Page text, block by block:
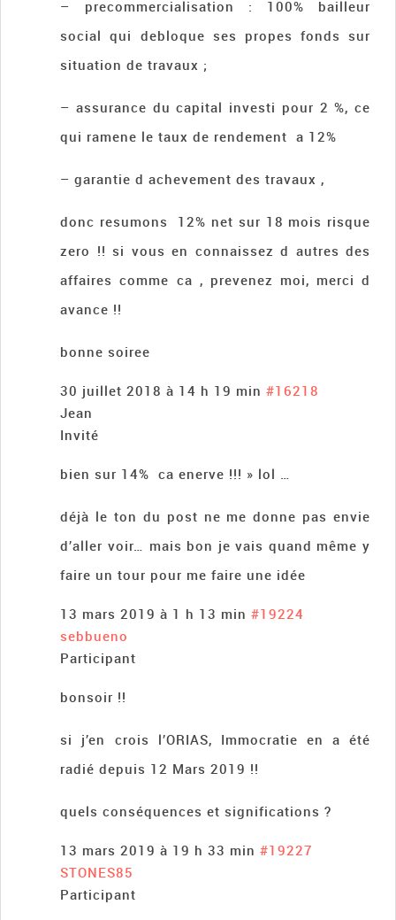
– precommercialisation : 100% bailleur
social qui debloque ses propes fonds sur
situation de travaux ;
– assurance du capital investi pour 2 %, ce
qui ramene le taux de rendement a 12%
– garantie d achevement des travaux ,
donc resumons 12% net sur 18 mois risque
zero !! si vous en connaissez d autres des
affaires comme ca , prevenez moi, merci d
avance !!
bonne soiree
30 juillet 2018 à 14 h 19 min #16218
Jean
Invité
bien sur 14% ca enerve !!! » lol …
déjà le ton du post ne me donne pas envie
d’aller voir… mais bon je vais quand même y
faire un tour pour me faire une idée
13 mars 2019 à 1 h 13 min #19224
sebbueno
Participant
bonsoir !!
si j’en crois l’ORIAS, Immocratie en a été
radié depuis 12 Mars 2019 !!
quels conséquences et significations ?
13 mars 2019 à 19 h 33 min #19227
STONES85
Participant